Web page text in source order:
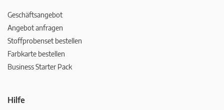
Geschäftsangebot
Angebot anfragen
Stoffprobenset bestellen
Farbkarte bestellen
Business Starter Pack
Hilfe